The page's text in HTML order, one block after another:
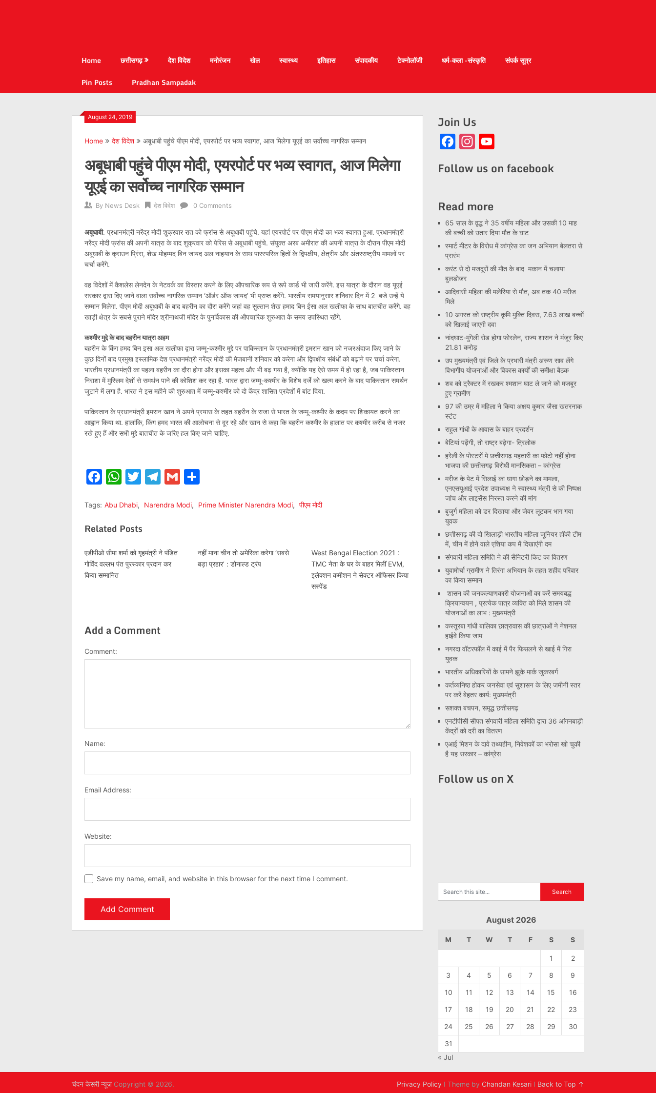
Home छत्तीसगढ़ देश विदेश मनोरंजन खेल स्वास्थ्य इतिहास संपादकीय टेक्नोलॉजी धर्म-कला -संस्कृति
संपर्क सूत्र
Pin Posts
Pradhan Sampadak
August 24, 2019
Home देश विदेश अबूधाबी पहुंचे पीएम मोदी, एयरपोर्ट पर भव्य स्वागत, आज मिलेगा यूएई का सर्वोच्च नागरिक सम्मान
अबूधाबी पहुंचे पीएम मोदी, एयरपोर्ट पर भव्य स्वागत, आज मिलेगा
यूएई का सर्वोच्च नागरिक सम्मान
By News Desk देश विदेश 0 Comments
अबूधाबी. प्रधानमंत्री नरेंद्र मोदी शुक्रवार रात को फ्रांस से अबूधाबी पहुंचे. यहां एयरपोर्ट पर पीएम मोदी का भव्य स्वागत हुआ. प्रधानमंत्री
नरेंद्र मोदी फ्रांस की अपनी यात्रा के बाद शुक्रवार को पेरिस से अबूधाबी पहुंचे. संयुक्त अरब अमीरात की अपनी यात्रा के दौरान पीएम मोदी
अबूधाबी के क्राउन प्रिंस, शेख मोहम्मद बिन जायद अल नाहयान के साथ पारस्परिक हितों के द्विपक्षीय, क्षेत्रीय और अंतरराष्ट्रीय मामलों पर
चर्चा करेंगे.
वह विदेशों में कैशलेस लेनदेन के नेटवर्क का विस्तार करने के लिए औपचारिक रूप से रूपे कार्ड भी जारी करेंगे. इस यात्रा के दौरान वह यूएई
सरकार द्वारा दिए जाने वाला सर्वोच्च नागरिक सम्मान ‘ऑर्डर ऑफ जायद’ भी प्राप्त करेंगे. भारतीय समयानुसार शनिवार दिन में 2 बजे उन्हें ये
सम्मान मिलेगा. पीएम मोदी अबूधाबी के बाद बहरीन का दौरा करेंगे जहां वह सुल्तान शेख हमाद बिन ईसा अल खलीफा के साथ बातचीत करेंगे. वह
खाड़ी क्षेत्र के सबसे पुराने मंदिर श्रीनाथजी मंदिर के पुनर्विकास की औपचारिक शुरुआत के समय उपस्थित रहेंगे.
कश्मीर मुद्दे के बाद बहरीन यात्रा अहम
बहरीन के किंग हमद बिन इसा अल खलीफा द्वारा जम्मू-कश्मीर मुद्दे पर पाकिस्तान के प्रधानमंत्री इमरान खान को नजरअंदाज किए जाने के
कुछ दिनों बाद प्रमुख इस्लामिक देश प्रधानमंत्री नरेंद्र मोदी की मेजबानी शनिवार को करेगा और द्विपक्षीय संबंधों को बढ़ाने पर चर्चा करेगा.
भारतीय प्रधानमंत्री का पहला बहरीन का दौरा होगा और इसका महत्व और भी बढ़ गया है, क्योंकि यह ऐसे समय में हो रहा है, जब पाकिस्तान
निराशा में मुस्लिम देशों से समर्थन पाने की कोशिश कर रहा है. भारत द्वारा जम्मू-कश्मीर के विशेष दर्जे को खत्म करने के बाद पाकिस्तान समर्थन
जुटाने में लगा है. भारत ने इस महीने की शुरुआत में जम्मू-कश्मीर को दो केंद्र शासित प्रदेशों में बांट दिया.
पाकिस्तान के प्रधानमंत्री इमरान खान ने अपने प्रयास के तहत बहरीन के राजा से भारत के जम्मू-कश्मीर के कदम पर शिकायत करने का
आह्वान किया था. हालांकि, किंग हमद भारत की आलोचना से दूर रहे और खान से कहा कि बहरीन कश्मीर के हालात पर कश्मीर करीब से नजर
रखे हुए हैं और सभी मुद्दे बातचीत के जरिए हल किए जाने चाहिए.
Facebook
WhatsApp
Twitter
Telegram
Gmail
Tags: Abu Dhabi, Narendra Modi, Prime Minister Narendra Modi, पीएम मोदी
Related Posts
एडीपीओ सीमा शर्मा को गृहमंत्री ने पंडित
गोविंद वल्‍लभ पंत पुरस्‍कार प्रदान कर
किया सम्मानित
नहीं माना चीन तो अमेरिका करेगा ‘सबसे
बड़ा प्रहार’ : डोनाल्ड ट्रंप
West Bengal Election 2021 :
TMC नेता के घर के बाहर मिलीं EVM,
इलेक्शन कमीशन ने सेक्टर ऑफिसर किया
सस्पेंड
Add a Comment
Comment:
Name:
Email Address:
Website:
Save my name, email, and website in this browser for the next time I comment.
Join Us
Facebook
Instagram
Follow us on facebook
Read more
65 साल के वृद्ध ने 35 वर्षीय महिला और उसकी 10 माह
की बच्ची को उतार दिया मौत के घाट
स्मार्ट मीटर के विरोध में कांग्रेस का जन अभियान बेलतरा से
प्रारंभ
करंट से दो मजदूरों की मौत के बाद मकान में चलाया
बुलडोजर
आदिवासी महिला की मलेरिया से मौत, अब तक 40 मरीज
मिले
10 अगस्त को राष्ट्रीय कृमि मुक्ति दिवस, 7.63 लाख बच्चों
को खिलाई जाएगी दवा
नांदघाट-मुंगेली रोड होगा फोरलेन, राज्य शासन ने मंजूर किए
21.81 करोड़
उप मुख्यमंत्री एवं जिले के प्रभारी मंत्री अरुण साव लेंगे
विभागीय योजनाओं और विकास कार्यों की समीक्षा बैठक
शव को ट्रैक्टर में रखकर श्मशान घाट ले जाने को मजबूर
हुए ग्रामीण
97 की उम्र में महिला ने किया अक्षय कुमार जैसा खतरनाक
स्टंट
राहुल गांधी के आवास के बाहर प्रदर्शन
बेटियां पढ़ेंगी, तो राष्ट्र बढ़ेगा- त्रिलोक
हरेली के पोस्टरों मे छत्तीसगढ़ महतारी का फोटो नहीं होना
भाजपा की छत्तीसगढ़ विरोधी मानसिकता – कांग्रेस
मरीज के पेट में सिलाई का धागा छोड़ने का मामला,
एनएसयूआई प्रदेश उपाध्यक्ष ने स्वास्थ्य मंत्री से की निष्पक्ष
जांच और लाइसेंस निरस्त करने की मांग
बुजुर्ग महिला को डर दिखाया और जेवर लूटकर भाग गया
युवक
छत्तीसगढ़ की दो खिलाड़ी भारतीय महिला जूनियर हॉकी टीम
में, चीन में होने वाले एशिया कप में दिखाएंगी दम
संगवारी महिला समिति ने की सैनिटरी किट का वितरण
युवामोर्चा ग्रामीण ने तिरंगा अभियान के तहत शहीद परिवार
का किया सम्मान
शासन की जनकल्याणकारी योजनाओं का करें समयबद्ध
क्रियान्वयन , प्रत्येक पात्र व्यक्ति को मिले शासन की
योजनाओं का लाभ : मुख्यमंत्री
कस्तूरबा गांधी बालिका छात्रावास की छात्राओं ने नेशनल
हाईवे किया जाम
नगरदा वॉटरफॉल में काई में पैर फिसलने से खाई में गिरा
युवक
भारतीय अधिकारियों के सामने झुके मार्क जुकरबर्ग
कर्तव्यनिष्ठ होकर जनसेवा एवं सुशासन के लिए जमीनी स्तर
पर करें बेहतर कार्य: मुख्यमंत्री
सशक्त बचपन, समृद्ध छत्तीसगढ़
एनटीपीसी सीपत संगवारी महिला समिति द्वारा 36 आंगनबाड़ी
केंद्रों को दरी का वितरण
एआई मिशन के दावे तथ्यहीन, निवेशकों का भरोसा खो चुकी
है यह सरकार – कांग्रेस
Follow us on X
August 2026
M T W T F S S
1 2
3 4 5 6 7 8 9
10 11 12 13 14 15 16
17 18 19 20 21 22 23
24 25 26 27 28 29 30
31
« Jul
चंदन केसरी न्यूज़ Copyright © 2026. Privacy Policy I Theme by Chandan Kesari I Back to Top ↑